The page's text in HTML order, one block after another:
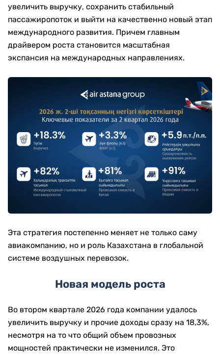
увеличить выручку, сохранить стабильный
пассажиропоток и выйти на качественно новый этап
международного развития. Причем главным
драйвером роста становится масштабная
экспансия на международных направлениях.
Эта стратегия постепенно меняет не только саму
авиакомпанию, но и роль Казахстана в глобальной
системе воздушных перевозок.
Новая модель роста
Во втором квартале 2026 года компании удалось
увеличить выручку и прочие доходы сразу на 18,3%,
несмотря на то что общий объем провозных
мощностей практически не изменился. Это